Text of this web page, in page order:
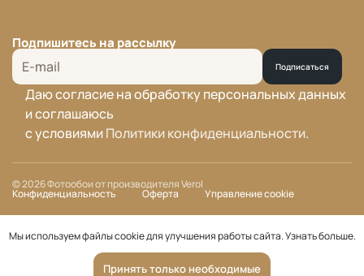
Подпишитесь на рассылку
Подписаться
Даю согласие на обработку персональных данных
и соглашаюсь
с условиямиПолитики конфиденциальности.
© 2026 Фотообои от производителя Verol
Конфиденциальность Оферта Управление cookie
Мы используем файлы cookie для улучшения работы сайта.Узнать больше.
Принять только необходимые